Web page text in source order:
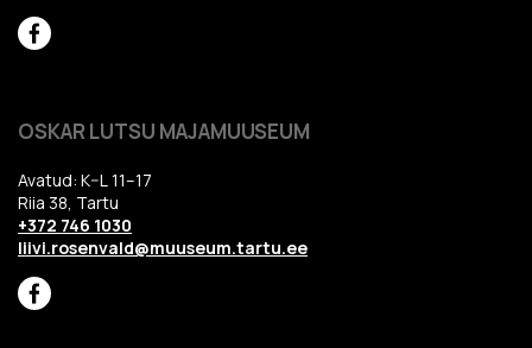
OSKAR LUTSU MAJAMUUSEUM
Avatud: K–L 11–17
Riia 38, Tartu
+372 746 1030
liivi.rosenvald@muuseum.tartu.ee